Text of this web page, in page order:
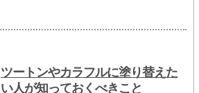
ツートンやカラフルに塗り替えた
い人が知っておくべきこと